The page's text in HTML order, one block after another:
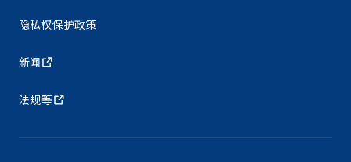
隐私权保护政策
新闻
法规等